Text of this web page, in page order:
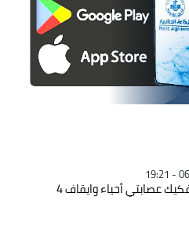
الوادي: تفكيك عصابتي أحياء وايقاف 4